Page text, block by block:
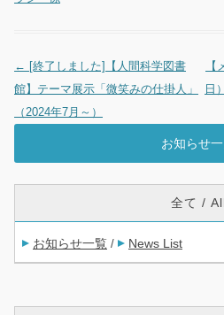
投稿ナビゲーション
← [終了しました]【人間科学図書
館】テーマ展示「微笑みの仕掛人」
（2024年7月～）
日
お知らせ
全て /
お知らせ一覧 / News List